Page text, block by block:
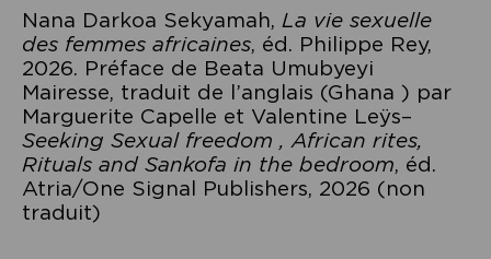
Nana Darkoa Sekyamah, La vie sexuelle
des femmes africaines, éd. Philippe Rey,
2026. Préface de Beata Umubyeyi
Mairesse, traduit de l’anglais (Ghana ) par
Marguerite Capelle et Valentine Leÿs–
Seeking Sexual freedom , African rites,
Rituals and Sankofa in the bedroom, éd.
Atria/One Signal Publishers, 2026 (non
traduit)